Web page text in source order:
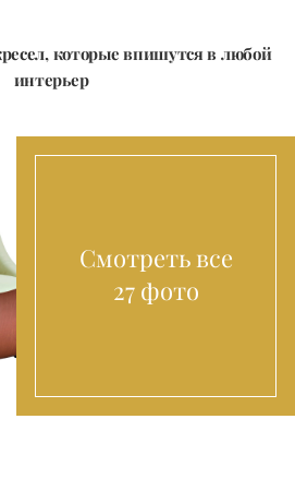
которые впишутся в любой
интерьер
Смотреть все
27 фото